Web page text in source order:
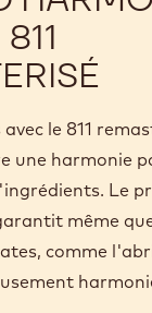
le 811
une harmonie
Le
même
comme